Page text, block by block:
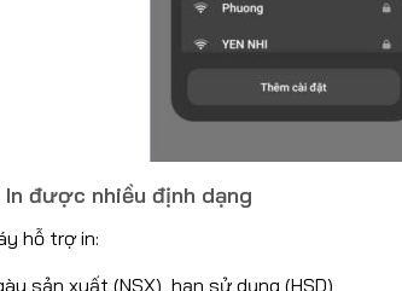
In được nhiều định dạng
hỗ trợ in:
sản xuất (NSX), hạn sử dụng (HSD)